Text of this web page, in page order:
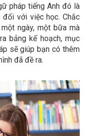
pháp tiếng Anh đó là
với việc học. Chắc
ngày, một bữa mà
bảng kế hoạch, mục
sẽ giúp bạn có thêm
đã đề ra.